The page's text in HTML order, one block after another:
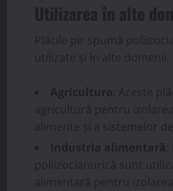
Utilizarea în alte
Plăcile pir spumă
utilizate și în alte domenii,
Agricultura : Aceste
agricultură pentru
alimente și a sistemelor
Industria alimentară
poliizocianurică sunt
alimentară pentru